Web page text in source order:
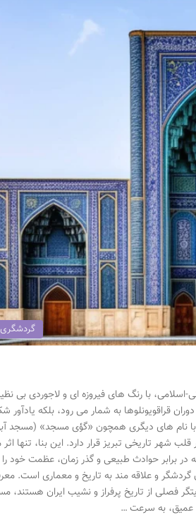
گردشگری
اسلامی، با رنگ های فیروزه ای و لاجوردی بی
قراقویونلوها به شمار می رود، بلکه یادآور
نام های دیگری همچون «گؤی مسجد» (مسجد
شهر تاریخی تبریز قرار دارد. این بنا، تنها
در برابر حوادث طبیعی و گذر زمان، عظمت خود
گردشگر و علاقه مند به تاریخ و معماری است.
فصلی از تاریخ پرفراز و نشیب ایران هستند،
عمیق، به سرعت …